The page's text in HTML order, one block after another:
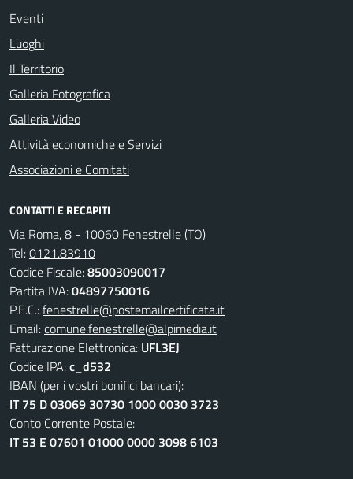
Eventi
Luoghi
Il Territorio
Galleria Fotografica
Galleria Video
Attività economiche e Servizi
Associazioni e Comitati
CONTATTI E RECAPITI
Via Roma, 8 - 10060 Fenestrelle (TO)
Tel:0121.83910
Codice Fiscale:85003090017
Partita IVA:04897750016
P.E.C.:fenestrelle@postemailcertificata.it
Email:comune.fenestrelle@alpimedia.it
Fatturazione Elettronica: UFL3EJ
Codice IPA:c_d532
IBAN (per i vostri bonifici bancari):
IT 75 D 03069 30730 1000 0030 3723
Conto Corrente Postale:
IT 53 E 07601 01000 0000 3098 6103